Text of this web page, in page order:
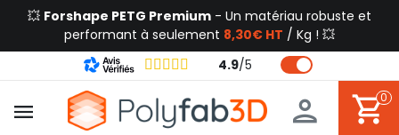
💥 Forshape PETG Premium - Un matériau robuste et
performant à seulement 8,30€ HT / Kg ! 💥
4.9/5
0